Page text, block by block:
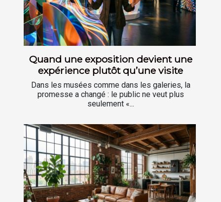
Quand une exposition devient une
expérience plutôt qu’une visite
Dans les musées comme dans les galeries, la
promesse a changé : le public ne veut plus
seulement «...